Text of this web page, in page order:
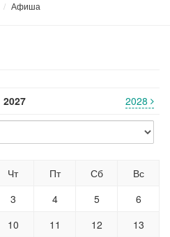
Афиша
2027 2028
Чт Пт Сб
Вс
3 4 5
6
10 11 12
13